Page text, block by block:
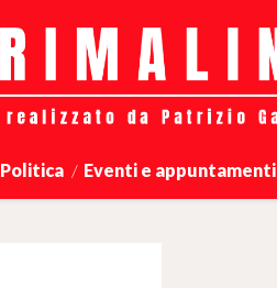
Politica Eventi e appuntamenti